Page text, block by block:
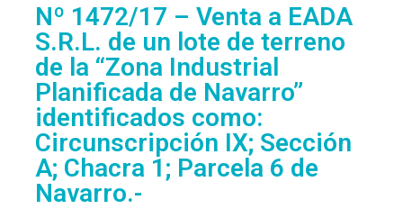
Nº 1472/17 – Venta a EADA
S.R.L. de un lote de terreno
de la “Zona Industrial
Planificada de Navarro”
identificados como:
Circunscripción IX; Sección
A; Chacra 1; Parcela 6 de
Navarro.-